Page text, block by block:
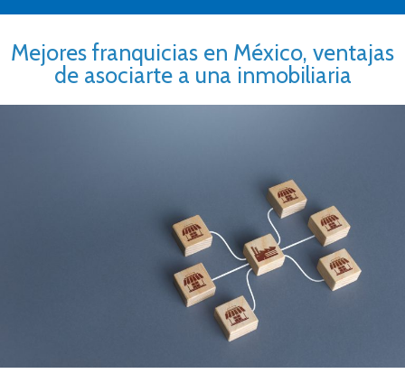
Mejores franquicias en México, ventajas
de asociarte a una inmobiliaria